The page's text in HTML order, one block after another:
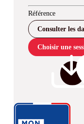
Référence
Consulter les
Choisir une